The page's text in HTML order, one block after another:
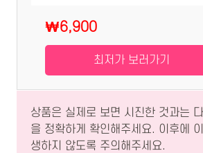
₩6,900
최저가 보러가기
상품은 실제로 보면 시진한 것과는
을 정확하게 확인해주세요. 이후에
생하지 않도록 주의해주세요.